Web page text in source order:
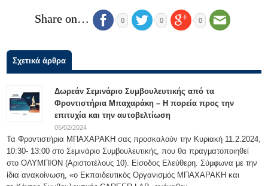
Share on… 0 0 0
Σχετικά άρθρα
Δωρεάν Σεμινάριο Συμβουλευτικής από τα
Φροντιστήρια Μπαχαράκη – Η πορεία προς την
επιτυχία και την αυτοβελτίωση
05/02/2024
Τα Φροντιστήρια ΜΠΑΧΑΡΑΚΗ σας προσκαλούν την Κυριακή 11.2.2024,
10:30- 13:00 στο Σεμινάριο Συμβουλευτικής, που θα πραγματοποιηθεί
στο ΟΛΥΜΠΙΟΝ (Αριστοτέλους 10). Είσοδος Ελεύθερη. Σύμφωνα με την
ίδια ανακοίνωση, «ο Εκπαιδευτικός Οργανισμός ΜΠΑΧΑΡΑΚΗ και